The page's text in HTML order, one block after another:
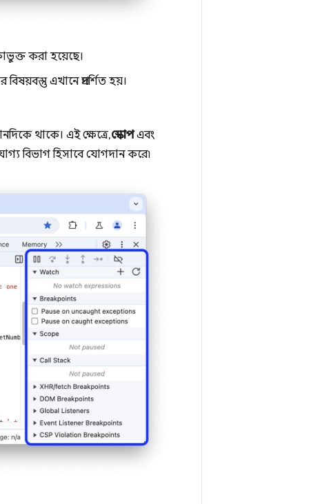
করা হয়েছে।
এখানে প্রদর্শিত হয়।
থাকে। এই ক্ষেত্রে,স্কোপএবং
বিভাগ হিসাবে যোগদান করে৷